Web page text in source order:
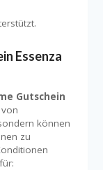
Essenza
Gutschein
können
zu